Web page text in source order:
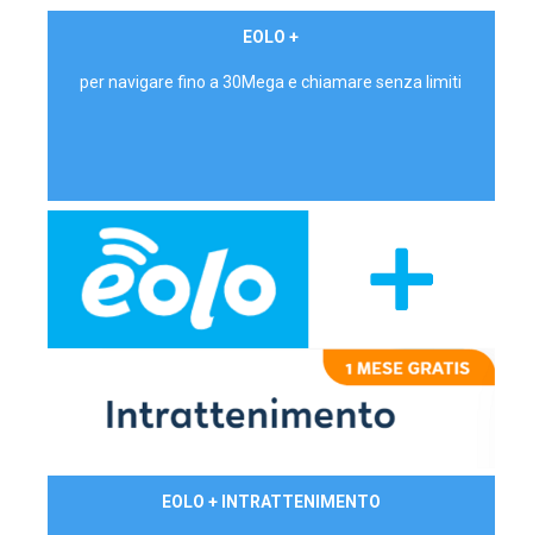
EOLO +
per navigare fino a 30Mega e chiamare senza limiti
EOLO + INTRATTENIMENTO